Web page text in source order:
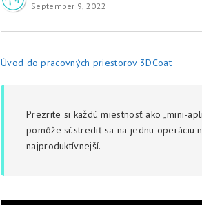
September 9, 2022
Úvod do pracovných priestorov 3DCoat
Prezrite si každú miestnosť ako „mini-
pomôže sústrediť sa na jednu operáciu
najproduktívnejší.